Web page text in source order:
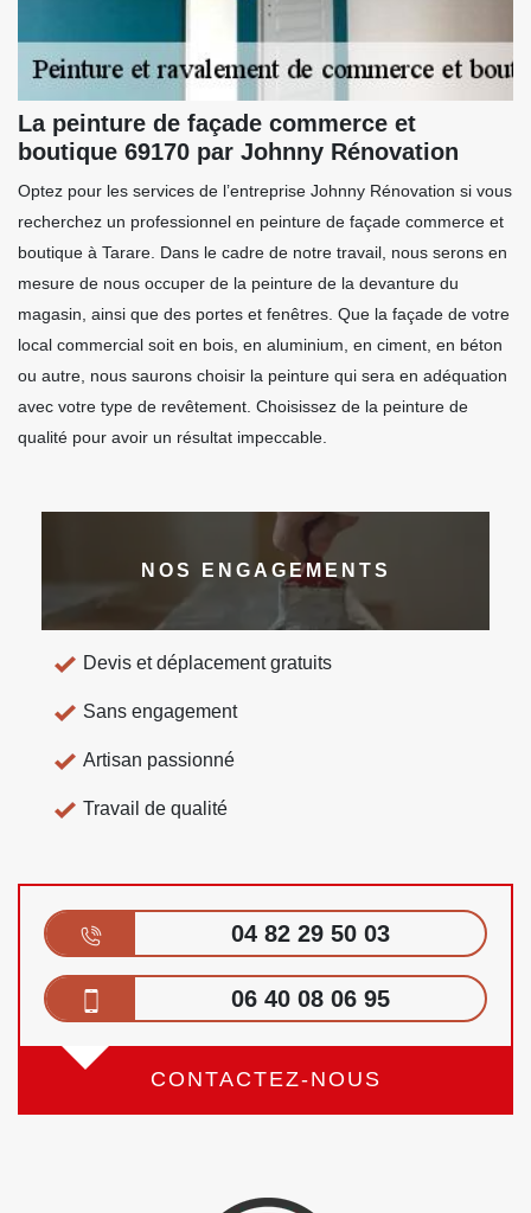
La peinture de façade commerce et
boutique 69170 par Johnny Rénovation
Optez pour les services de l’entreprise Johnny Rénovation si vous
recherchez un professionnel en peinture de façade commerce et
boutique à Tarare. Dans le cadre de notre travail, nous serons en
mesure de nous occuper de la peinture de la devanture du
magasin, ainsi que des portes et fenêtres. Que la façade de votre
local commercial soit en bois, en aluminium, en ciment, en béton
ou autre, nous saurons choisir la peinture qui sera en adéquation
avec votre type de revêtement. Choisissez de la peinture de
qualité pour avoir un résultat impeccable.
NOS ENGAGEMENTS
Devis et déplacement gratuits
Sans engagement
Artisan passionné
Travail de qualité
04 82 29 50 03
06 40 08 06 95
CONTACTEZ-NOUS